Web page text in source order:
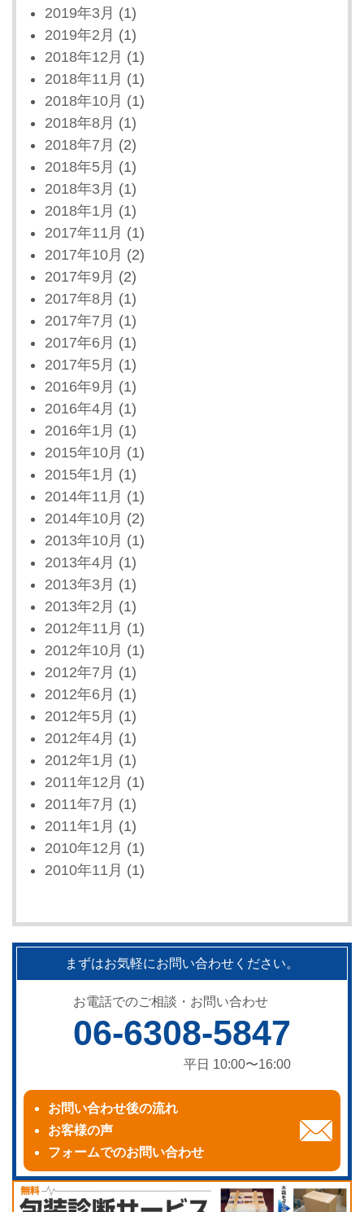
2019年3月 (1)
2019年2月 (1)
2018年12月 (1)
2018年11月 (1)
2018年10月 (1)
2018年8月 (1)
2018年7月 (2)
2018年5月 (1)
2018年3月 (1)
2018年1月 (1)
2017年11月 (1)
2017年10月 (2)
2017年9月 (2)
2017年8月 (1)
2017年7月 (1)
2017年6月 (1)
2017年5月 (1)
2016年9月 (1)
2016年4月 (1)
2016年1月 (1)
2015年10月 (1)
2015年1月 (1)
2014年11月 (1)
2014年10月 (2)
2013年10月 (1)
2013年4月 (1)
2013年3月 (1)
2013年2月 (1)
2012年11月 (1)
2012年10月 (1)
2012年7月 (1)
2012年6月 (1)
2012年5月 (1)
2012年4月 (1)
2012年1月 (1)
2011年12月 (1)
2011年7月 (1)
2011年1月 (1)
2010年12月 (1)
2010年11月 (1)
まずはお気軽にお問い合わせください。
お電話でのご相談・お問い合わせ
06-6308-5847
平日 10:00〜16:00
お問い合わせ後の流れ
お客様の声
フォームでのお問い合わせ